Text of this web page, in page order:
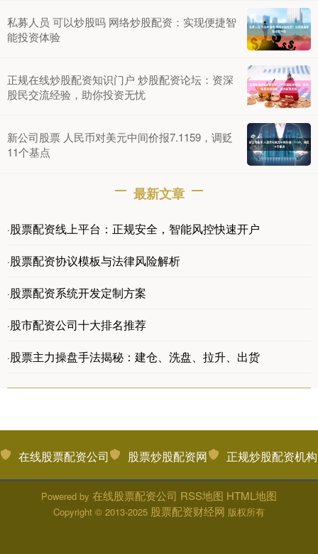
私募人员 可以炒股吗 网络炒股配资：实现便捷智
能投资体验
正规在线炒股配资知识门户 炒股配资论坛：资深
股民交流经验，助你投资无忧
新公司股票 人民币对美元中间价报7.1159，调贬
11个基点
最新文章
·股票配资线上平台：正规安全，智能风控快速开户
·股票配资协议模板与法律风险解析
·股票配资系统开发定制方案
·股市配资公司十大排名推荐
·股票主力操盘手法揭秘：建仓、洗盘、拉升、出货
在线股票配资公司 股票炒股配资网 正规炒股配资机构
Powered by 在线股票配资公司 RSS地图 HTML地图
Copyright © 2013-2025 股票配资财经网 版权所有